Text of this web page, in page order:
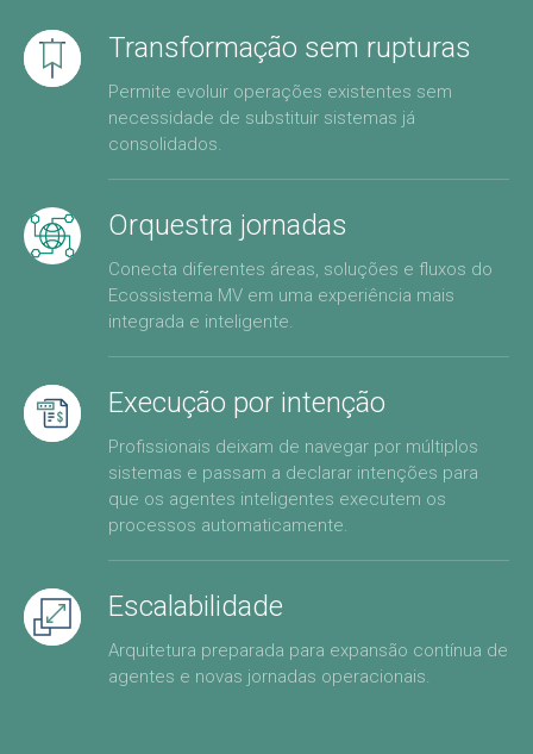
Transformação sem rupturas
Permite evoluir operações existentes sem
necessidade de substituir sistemas já
consolidados.
Orquestra jornadas
Conecta diferentes áreas, soluções e fluxos do
Ecossistema MV em uma experiência mais
integrada e inteligente.
Execução por intenção
Profissionais deixam de navegar por múltiplos
sistemas e passam a declarar intenções para
que os agentes inteligentes executem os
processos automaticamente.
Escalabilidade
Arquitetura preparada para expansão contínua de
agentes e novas jornadas operacionais.